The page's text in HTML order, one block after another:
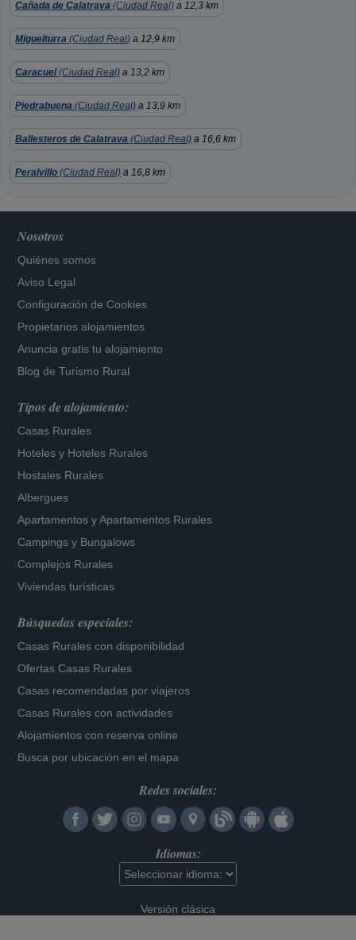
Cañada de Calatrava (Ciudad Real) a 12,3 km
Miguelturra (Ciudad Real) a 12,9 km
Caracuel(Ciudad Real) a 13,2 km
Piedrabuena (Ciudad Real) a 13,9 km
Ballesteros de Calatrava (Ciudad Real) a 16,6 km
Peralvillo (Ciudad Real) a 16,8 km
Nosotros
Quiénes somos
Aviso Legal
Configuración de Cookies
Propietarios alojamientos
Anuncia gratis tu alojamiento
Blog de Turismo Rural
Tipos de alojamiento:
Casas Rurales
Hoteles y Hoteles Rurales
Hostales Rurales
Albergues
Apartamentos yApartamentos Rurales
Campings y Bungalows
Complejos Rurales
Viviendas turísticas
Búsquedas especiales:
Casas Rurales con disponibilidad
Ofertas Casas Rurales
Casas recomendadas por viajeros
Casas Rurales con actividades
Alojamientos con reserva online
Busca por ubicación en el mapa
Redes sociales:
Idiomas:
Versión clásica